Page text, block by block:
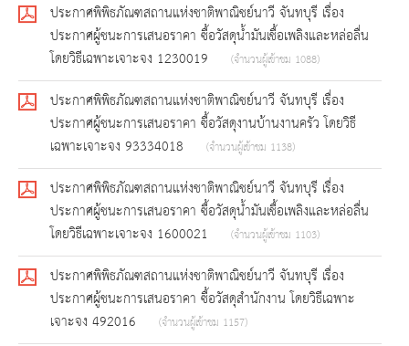
ประกาศพิพิธภัณฑสถานแห่งชาติพาณิชย์นาวี จันทบุรี เรื่อง
ประกาศผู้ชนะการเสนอราคา ซื้อวัสดุน้ำมันเชื้อเพลิงและหล่อลื่น
โดยวิธีเฉพาะเจาะจง 1230019
(จำนวนผู้เข้าชม 1088)
ประกาศพิพิธภัณฑสถานแห่งชาติพาณิชย์นาวี จันทบุรี เรื่อง
ประกาศผู้ชนะการเสนอราคา ซื้อวัสดุงานบ้านงานครัว โดยวิธี
เฉพาะเจาะจง 93334018
(จำนวนผู้เข้าชม 1138)
ประกาศพิพิธภัณฑสถานแห่งชาติพาณิชย์นาวี จันทบุรี เรื่อง
ประกาศผู้ชนะการเสนอราคา ซื้อวัสดุน้ำมันเชื้อเพลิงและหล่อลื่น
โดยวิธีเฉพาะเจาะจง 1600021
(จำนวนผู้เข้าชม 1103)
ประกาศพิพิธภัณฑสถานแห่งชาติพาณิชย์นาวี จันทบุรี เรื่อง
ประกาศผู้ชนะการเสนอราคา ซื้อวัสดุสำนักงาน โดยวิธีเฉพาะ
เจาะจง 492016
(จำนวนผู้เข้าชม 1157)